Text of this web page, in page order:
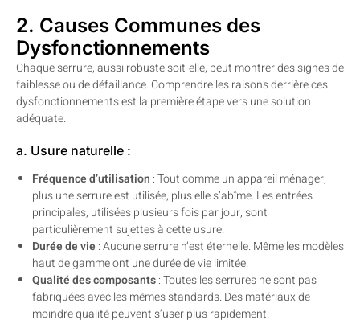
2. Causes Communes des
Dysfonctionnements
Chaque serrure, aussi robuste soit-elle, peut montrer des signes de
faiblesse ou de défaillance. Comprendre les raisons derrière ces
dysfonctionnements est la première étape vers une solution
adéquate.
a. Usure naturelle :
Fréquence d’utilisation : Tout comme un appareil ménager,
plus une serrure est utilisée, plus elle s’abîme. Les entrées
principales, utilisées plusieurs fois par jour, sont
particulièrement sujettes à cette usure.
Durée de vie : Aucune serrure n’est éternelle. Même les modèles
haut de gamme ont une durée de vie limitée.
Qualité des composants: Toutes les serrures ne sont pas
fabriquées avec les mêmes standards. Des matériaux de
moindre qualité peuvent s’user plus rapidement.